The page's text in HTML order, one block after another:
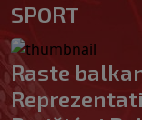
SPORT
Raste